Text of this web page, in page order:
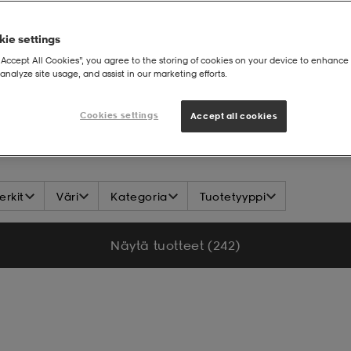
Väri Kategoria Tuotetyyppi
Näytä tuotteet (242)
settings
All Cookies”, you agree to the storing of cookies on your device to enhance
site usage, and assist in our marketing efforts.
Cookies settings Accept all cookies